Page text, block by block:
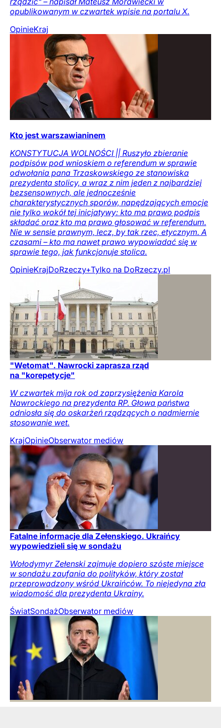
opublikowanym w czwartek wpisie na portalu X.
OpinieKraj
Kto jest warszawianinem
KONSTYTUCJA WOLNOŚCI || Ruszyło zbieranie
podpisów pod wnioskiem o referendum w sprawie
odwołania pana Trzaskowskiego ze stanowiska
prezydenta stolicy, a wraz z nim jeden z najbardziej
bezsensownych, ale jednocześnie
charakterystycznych sporów, napędzających emocje
nie tylko wokół tej inicjatywy: kto ma prawo podpis
składać oraz kto ma prawo głosować w referendum.
Nie w sensie prawnym, lecz, by tak rzec, etycznym. A
czasami – kto ma nawet prawo wypowiadać się w
sprawie tego, jak funkcjonuje stolica.
OpinieKrajDoRzeczy+Tylko na DoRzeczy.pl
"Wetomat". Nawrocki zaprasza rząd
na "korepetycje"
W czwartek mija rok od zaprzysiężenia Karola
Nawrockiego na prezydenta RP. Głowa państwa
odniosła się do oskarżeń rządzących o nadmiernie
stosowanie wet.
KrajOpinieObserwator mediów
Fatalne informacje dla Zełenskiego. Ukraińcy
wypowiedzieli się w sondażu
Wołodymyr Zełenski zajmuje dopiero szóste miejsce
w sondażu zaufania do polityków, który został
przeprowadzony wśród Ukraińców. To niejedyna zła
wiadomość dla prezydenta Ukrainy.
ŚwiatSondażObserwator mediów